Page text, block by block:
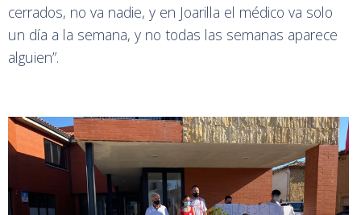
cerrados, no va nadie, y en Joarilla el médico va solo
un día a la semana, y no todas las semanas aparece
alguien”.